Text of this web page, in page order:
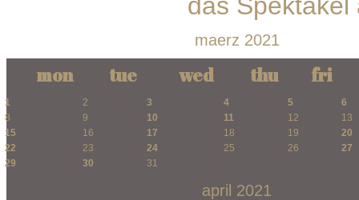
maerz 2021
mon tue wed thu fri
1 2 3 4 5
6
8
9 10 11 12
13
15
16 17 18 19
20
22
23 24 25 26
27
29
30 31
april 2021